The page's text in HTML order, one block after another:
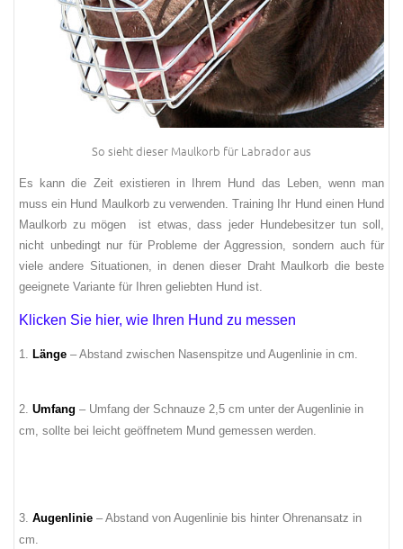
So sieht dieser Maulkorb für Labrador aus
Es kann die Zeit existieren in Ihrem Hund das Leben, wenn man
muss ein Hund Maulkorb zu verwenden. Training Ihr Hund einen Hund
Maulkorb zu mögen ist etwas,dass jeder Hundebesitzer tun soll ,
nicht unbedingt nur für Probleme der Aggression, sondern auch für
viele andere Situationen, in denen dieser Draht Maulkorb die beste
geeignete Variante für Ihren geliebten Hund ist.
Klicken Sie hier, wie Ihren Hund zu messen
1. Länge – Abstand zwischen Nasenspitze und Augenlinie in cm.
2. Umfang – Umfang der Schnauze 2,5 cm unter der Augenlinie in
cm, sollte bei leicht geöffnetem Mund gemessen werden.
3. Augenlinie – Abstand von Augenlinie bis hinter Ohrenansatz in
cm.